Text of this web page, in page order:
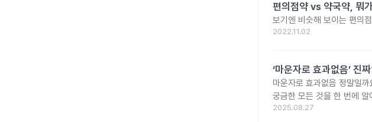
편의점약 vs 약국약, 뭐
보기엔 비슷해 보이는 편의
2022.11.02
‘마운자로 효과없음’ 진
마운자로 효과없음 정말일
궁금한 모든 것을 한 번에 알
2025.08.27